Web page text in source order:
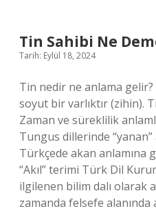
Tin Sahibi Ne
Tarih: Eylül 18, 2024
Tin nedir ne anlama
soyut bir varlıktır (zihin).
Zaman ve süreklilik
Tungus dillerinde “yanan”
Türkçede akan anlamına
“Akıl” terimi Türk Dil
ilgilenen bilim dalı olarak
zamanda felsefe alanında